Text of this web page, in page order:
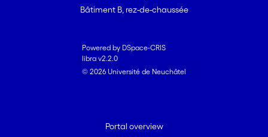
Bâtiment B, rez-de-chaussée
Powered by DSpace-CRIS
libra v2.2.0
© 2026 Université de Neuchâtel
Portal overview